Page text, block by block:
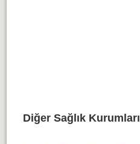
Diğer Sağlık Kurumları